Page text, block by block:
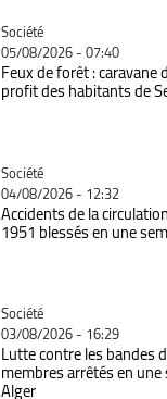
Catégorie
Société
05/08/2026 - 07:40
Feux de forêt : caravane
profit des habitants de
Catégorie
Société
04/08/2026 - 12:32
Accidents de la
1951 blessés en une
Catégorie
Société
03/08/2026 - 16:29
Lutte contre les bandes
membres arrêtés en une
Alger